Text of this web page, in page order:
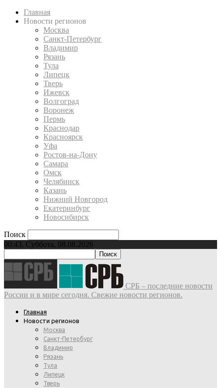
Главная
Новости регионов
Москва
Санкт-Петербург
Владимир
Рязань
Тула
Липецк
Тверь
Ижевск
Волгоград
Воронеж
Пермь
Краснодар
Красноярск
Уфа
Ростов-на-Дону
Самара
Омск
Челябинск
Казань
Нижний Новгород
Екатеринбург
Новосибирск
Поиск
00:43, Суббота, 08.08.2026
СРБ – последние новости
России и в мире сегодня. Свежие новости регионов.
Главная
Новости регионов
Москва
Санкт-Петербург
Владимир
Рязань
Тула
Липецк
Тверь